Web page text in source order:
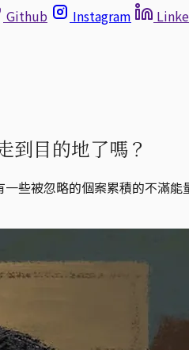
Github Instagram
到目的地了嗎？
些被忽略的個案累積的不滿